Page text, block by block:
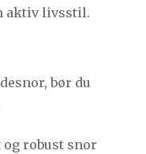
aktiv livsstil.
bør du
robust snor